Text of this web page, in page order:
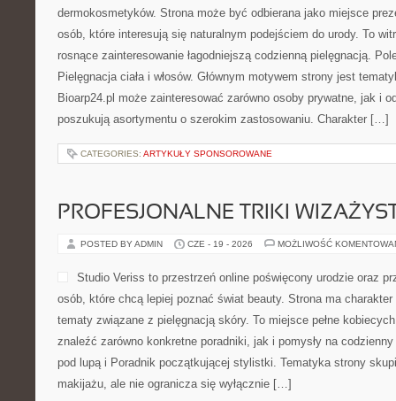
dermokosmetyków. Strona może być odbierana jako miejsce
osób, które interesują się naturalnym podejściem do urody. To
rosnące zainteresowanie łagodniejszą codzienną pielęgnacją.
Pielęgnacja ciała i włosów. Głównym motywem strony jest
Bioarp24.pl może zainteresować zarówno osoby prywatne, jak i
poszukują asortymentu o szerokim zastosowaniu. Charakter […]
CATEGORIES: ARTYKUŁY SPONSOROWANE
PROFESJONALNE TRIKI
POSTED BY ADMIN CZE - 19 - 2026 MOŻLIWOŚĆ
Studio Veriss to przestrzeń online poświęcony urodzie oraz
osób, które chcą lepiej poznać świat beauty. Strona ma
tematy związane z pielęgnacją skóry. To miejsce pełne
znaleźć zarówno konkretne poradniki, jak i pomysły na
pod lupą i Poradnik początkującej stylistki. Tematyka strony
makijażu, ale nie ogranicza się wyłącznie […]